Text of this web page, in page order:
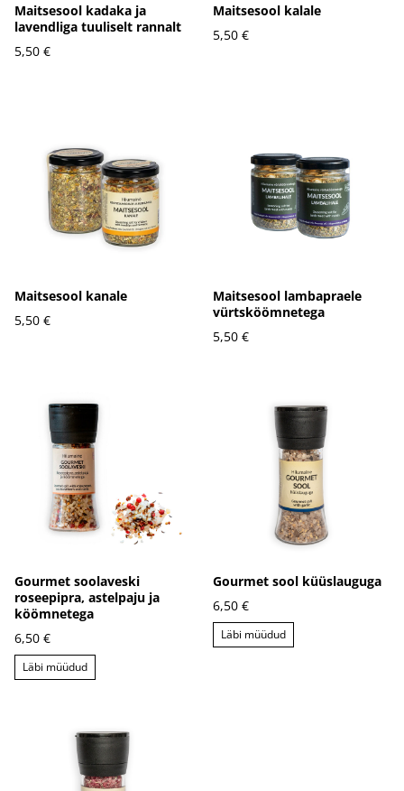
Maitsesool kadaka ja
lavendliga tuuliselt rannalt
5,50 €
Maitsesool kalale
5,50 €
Maitsesool kanale
5,50 €
Maitsesool lambapraele
vürtsköömnetega
5,50 €
Gourmet soolaveski
roseepipra, astelpaju ja
köömnetega
6,50 €
Läbi müüdud
Gourmet sool küüslauguga
6,50 €
Läbi müüdud